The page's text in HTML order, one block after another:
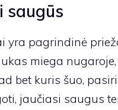
saugūs
yra pagrindinė
miega
bet kuris šuo,
jaučiasi saugus